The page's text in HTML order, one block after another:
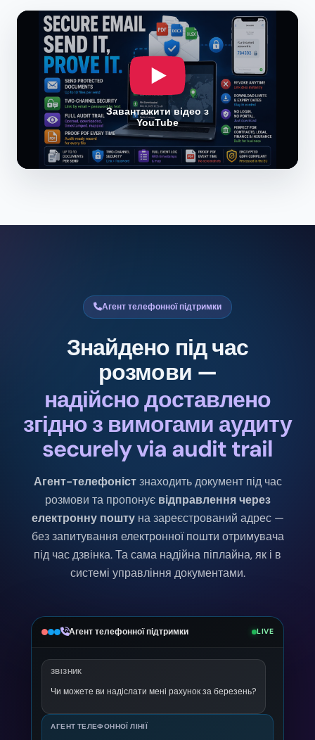
Завантажити відео з
YouTube
Агент телефонної підтримки
Знайдено під час
розмови —
надійсно доставлено
згідно з вимогами аудиту
securely via audit trail
Агент-телефоністзнаходить документ під час
розмови та пропонує відправлення через
електронну поштуна зареєстрований адрес —
без запитування електронної пошти отримувача
під час дзвінка. Та сама надійна піплайна, як і в
системі управління документами.
Агент телефонної підтримки LIVE
ЗВІЗНИК
Чи можете ви надіслати мені рахунок за березень?
АГЕНТ ТЕЛЕФОННОЇ ЛІНІЇ